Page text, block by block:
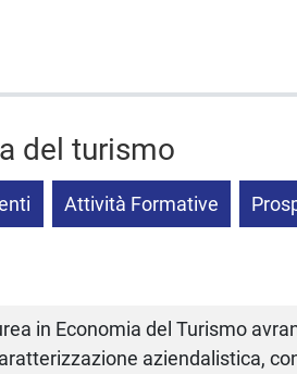
del turismo
Attività Formative
in Economia del Turismo
aziendalistica,